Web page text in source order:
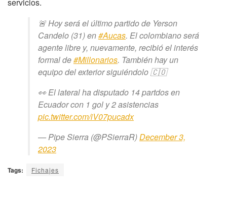
servicios.
🚨 Hoy será el último partido de Yerson
Candelo (31) en#Aucas. El colombiano será
agente libre y, nuevamente, recibió el interés
formal de#Millonarios. También hay un
equipo del exterior siguiéndolo 🇨🇴
👀 El lateral ha disputado 14 partdos en
Ecuador con 1 gol y 2 asistencias
pic.twitter.com/iV07pucadx
— Pipe Sierra (@PSierraR)December 3,
2023
Tags: Fichajes